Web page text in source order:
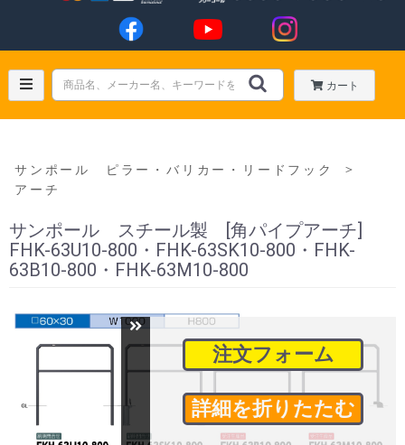
カート
サンポール ピラー・バリカー・リードフック
＞
アーチ
サンポール スチール製 [角パイプアーチ]
FHK-63U10-800・FHK-63SK10-800・FHK-
63B10-800・FHK-63M10-800
注文フォーム